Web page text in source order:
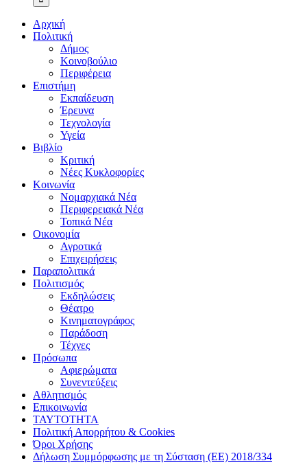
Αρχική
Πολιτική
Δήμος
Κοινοβούλιο
Περιφέρεια
Επιστήμη
Εκπαίδευση
Έρευνα
Τεχνολογία
Υγεία
Βιβλίο
Κριτική
Νέες Κυκλοφορίες
Κοινωνία
Νομαρχιακά Νέα
Περιφερειακά Νέα
Τοπικά Νέα
Οικονομία
Αγροτικά
Επιχειρήσεις
Παραπολιτικά
Πολιτισμός
Εκδηλώσεις
Θέατρο
Κινηματογράφος
Παράδοση
Τέχνες
Πρόσωπα
Αφιερώματα
Συνεντεύξεις
Αθλητισμός
Επικοινωνία
ΤΑΥΤΟΤΗΤΑ
Πολιτική Απορρήτου & Cookies
Όροι Χρήσης
Δήλωση Συμμόρφωσης με τη Σύσταση (ΕΕ) 2018/334